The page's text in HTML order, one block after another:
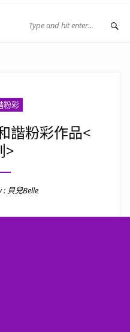
粉彩
諧粉彩作品<
>
: 貝兒Belle